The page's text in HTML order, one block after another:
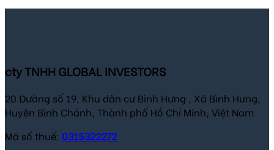
cty TNHH GLOBAL INVESTORS
20 Đường số 19, Khu dân cư Bình Hưng , Xã Bình Hưng,
Huyện Bình Chánh, Thành phố Hồ Chí Minh, Việt Nam
Mã số thuế: 0315322272